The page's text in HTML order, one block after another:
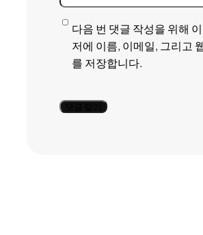
다음 번 댓글 작성을 위해
저에 이름, 이메일, 그리고
를 저장합니다.